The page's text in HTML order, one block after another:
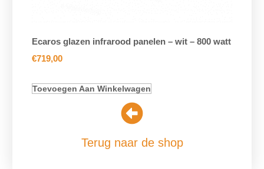
Ecaros glazen infrarood panelen – wit – 800 watt
€719,00
Toevoegen Aan Winkelwagen
Terug naar de shop